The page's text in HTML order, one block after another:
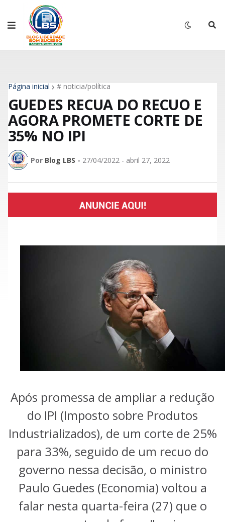
Página inicial # noticia/política
GUEDES RECUA DO RECUO E
AGORA PROMETE CORTE DE
35% NO IPI
Por Blog LBS - 27/04/2022 - abril 27, 2022
Após promessa de ampliar a redução
do IPI (Imposto sobre Produtos
Industrializados), de um corte de 25%
para 33%, seguido de um recuo do
governo nessa decisão, o ministro
Paulo Guedes (Economia) voltou a
falar nesta quarta-feira (27) que o